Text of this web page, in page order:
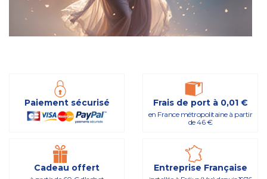
Paiement sécurisé Frais de port à 0,01 €
en France métropolitaine à partir
de 46 €
Cadeau offert Entreprise Française